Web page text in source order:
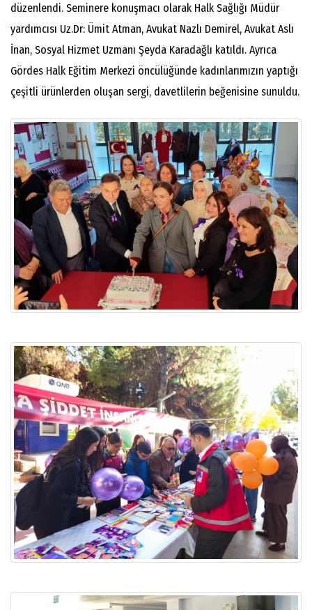
düzenlendi. Seminere konuşmacı olarak Halk Sağlığı Müdür
yardımcısı Uz.Dr: Ümit Atman, Avukat Nazlı Demirel, Avukat Aslı
İnan, Sosyal Hizmet Uzmanı Şeyda Karadağlı katıldı. Ayrıca
Gördes Halk Eğitim Merkezi öncülüğünde kadınlarımızın yaptığı
çeşitli ürünlerden oluşan sergi, davetlilerin beğenisine sunuldu.